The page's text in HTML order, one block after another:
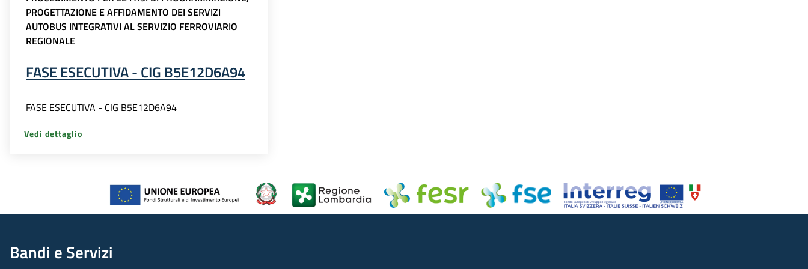
PROGETTAZIONE E AFFIDAMENTO DEI SERVIZI
AUTOBUS INTEGRATIVI AL SERVIZIO FERROVIARIO
REGIONALE
FASE ESECUTIVA - CIG B5E12D6A94
FASE ESECUTIVA - CIG B5E12D6A94
Vedi dettaglio
Bandi e Servizi